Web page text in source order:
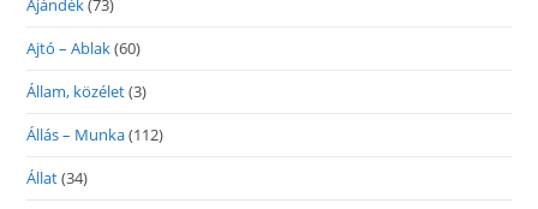
Ajándék(73)
Ajtó – Ablak(60)
Állam, közélet(3)
Állás – Munka(112)
Állat(34)